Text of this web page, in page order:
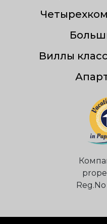
Виллы